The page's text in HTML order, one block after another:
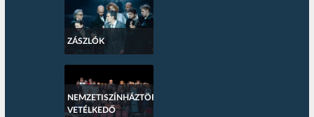
ZÁSZLÓK
NEMZETISZÍNHÁZTÖRTÉNETI
VETÉLKEDŐ